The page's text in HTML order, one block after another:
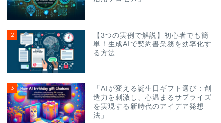
2
【3つの実例で解説】初心者でも簡
単！生成AIで契約書業務を効率化す
る方法
3
「AIが変える誕生日ギフト選び：創
造力を刺激し、心温まるサプライズ
を実現する新時代のアイデア発想
法」